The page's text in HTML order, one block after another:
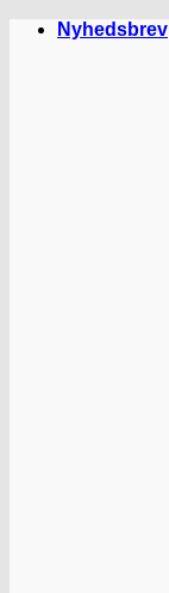
FortsætNyhedsbrev